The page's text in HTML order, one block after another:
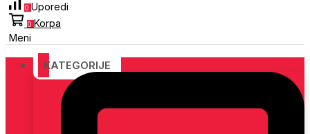
0 Uporedi
0 Korpa
Meni
KATEGORIJE